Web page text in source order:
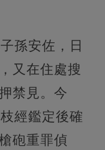
孫安佐，日
又在住處搜
禁見。今
經鑑定後確
砲重罪偵